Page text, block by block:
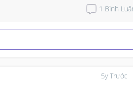
1 Bình
5y Trước